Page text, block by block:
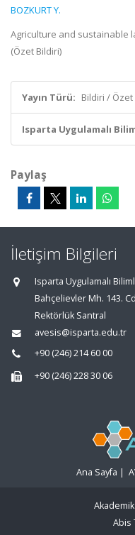
BOZKURT Y.
Agriculture and sustainable
(Özet Bildiri)
Yayın Türü: Bildiri / Özet
Isparta Uygulamalı
Paylaş
İletişim Bilgileri
Isparta Uygulamalı
Bahçelievler Mh. 143.
Rektörlük Santral
avesis@isparta.edu.tr
+90 (246) 214 60 00
+90 (246) 228 30 06
Ana Sayfa |
Abis